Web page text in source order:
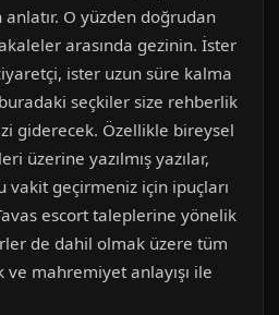
O yüzden doğrudan
arasında gezinin. İster
ister uzun süre kalma
seçkiler size rehberlik
giderecek. Özellikle bireysel
üzerine yazılmış yazılar,
vakit geçirmeniz için ipuçları
escort taleplerine yönelik
de dahil olmak üzere tüm
ve mahremiyet anlayışı ile